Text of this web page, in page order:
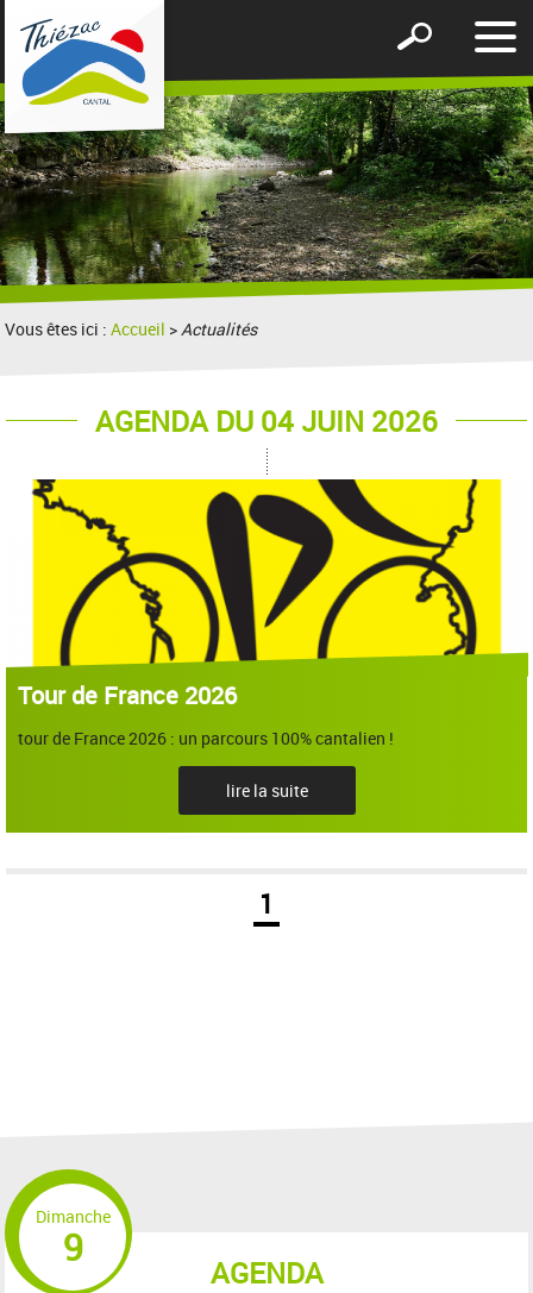
le
Afficher
formulaire
de
recherche
Vous êtes ici :Accueil >Actualités
AGENDA DU 04 JUIN 2026
Tour de France 2026
tour de France 2026 : un parcours 100% cantalien !
lire la suite
1
AGENDA
Dimanche
9